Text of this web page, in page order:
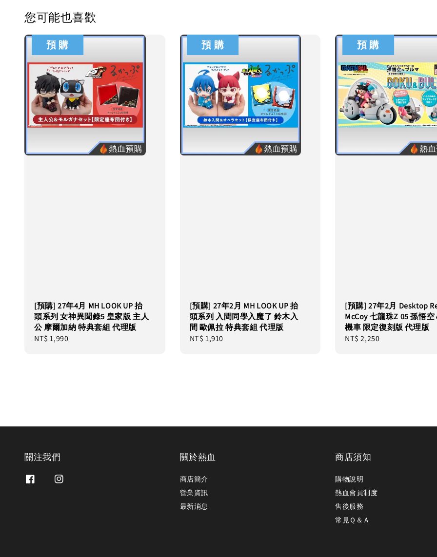
您可能也喜歡
預 購
[預購] 27年4月 MH LOOK UP 抬
頭系列 女神異聞錄5 皇家版 主人
公 摩爾加納 特典套組 代理版
Regular
NT$ 1,990
預 購
[預購] 27年2月 MH LOOK UP 抬
頭系列 入間同學入魔了 鈴木入
間 歐佩拉 特典套組 代理版
Regular
NT$ 1,910
預 購
[預購] 27年2月 Desktop
McCoy 七龍珠Z 05 孫悟
機車 限定復刻版 代理版
Regular
NT$ 2,250
關注我們 關於熱血
商店簡介
營業資訊
最新消息
商店須知
購物說明
熱血會員制度
售後服務
常見Ｑ＆Ａ